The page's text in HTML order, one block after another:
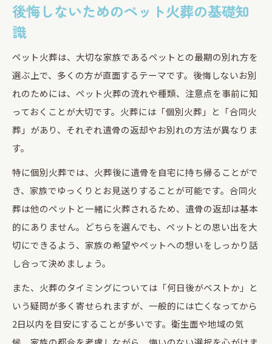
後悔しないためのペット火葬の基礎知
識
ペット火葬は、大切な家族であるペットとの最期の別れ方を
選ぶ上で、多くの方が直面するテーマです。後悔しないお別
れのためには、ペット火葬の流れや種類、注意点を事前に知
っておくことが大切です。火葬には「個別火葬」と「合同火
葬」があり、それぞれ遺骨の返却やお別れの方法が異なりま
す。
特に個別火葬では、火葬後に遺骨を自宅に持ち帰ることがで
き、家族でゆっくりとお見送りすることが可能です。合同火
葬は他のペットと一緒に火葬されるため、遺骨の返却は基本
的にありません。どちらを選んでも、ペットとの思い出を大
切にできるよう、家族の希望やペットへの想いをしっかり話
し合って決めましょう。
また、火葬のタイミングについては「何日後がベストか」と
いう疑問が多く寄せられますが、一般的には亡くなってから
2日以内を目安にすることが多いです。衛生面や地域の気